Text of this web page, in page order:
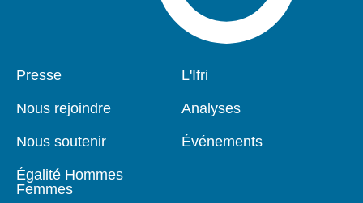
Pied
Presse
Nous rejoindre
Nous soutenir
Égalité Hommes
Femmes
Navigation
L'Ifri
Analyses
Événements